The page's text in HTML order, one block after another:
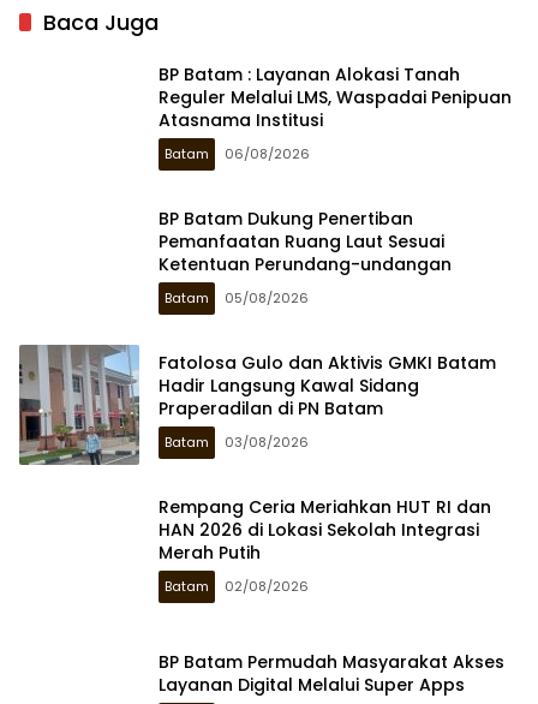
Baca Juga
BP Batam : Layanan Alokasi Tanah
Reguler Melalui LMS, Waspadai Penipuan
Atasnama Institusi
Batam 06/08/2026
BP Batam Dukung Penertiban
Pemanfaatan Ruang Laut Sesuai
Ketentuan Perundang-undangan
Batam 05/08/2026
Fatolosa Gulo dan Aktivis GMKI Batam
Hadir Langsung Kawal Sidang
Praperadilan di PN Batam
Batam 03/08/2026
Rempang Ceria Meriahkan HUT RI dan
HAN 2026 di Lokasi Sekolah Integrasi
Merah Putih
Batam 02/08/2026
BP Batam Permudah Masyarakat Akses
Layanan Digital Melalui Super Apps